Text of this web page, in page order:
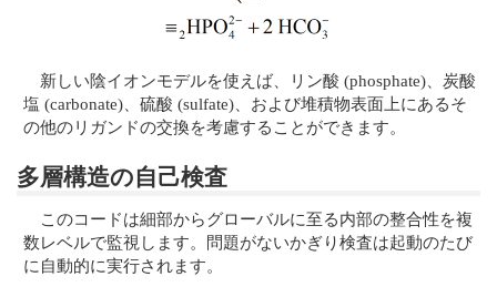
新しい陰イオンモデルを使えば、リン酸 (phosphate)、炭酸
塩 (carbonate)、硫酸 (sulfate)、および堆積物表面上にあるそ
の他のリガンドの交換を考慮することができます。
多層構造の自己検査
このコードは細部からグローバルに至る内部の整合性を複
数レベルで監視します。問題がないかぎり検査は起動のたび
に自動的に実行されます。